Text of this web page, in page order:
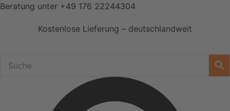
Zum
Beratung unter +49 176 22244304
Kostenlose Lieferung – deutschlandweit